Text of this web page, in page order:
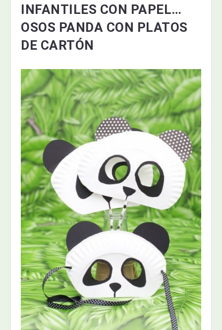
INFANTILES CON PAPEL…
OSOS PANDA CON PLATOS
DE CARTÓN